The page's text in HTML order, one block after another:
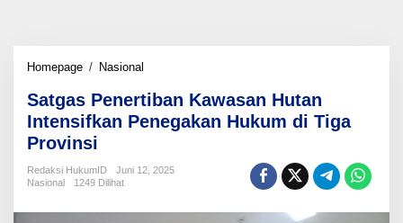
Homepage / Nasional
Kawasan
Hutan
Intensifkan
Hukum
di
Provinsi
Satgas Penertiban Kawasan Hutan
Intensifkan Penegakan Hukum di Tiga
Provinsi
Redaksi HukumID
Juni 12, 2025
Nasional
1249 Dilihat